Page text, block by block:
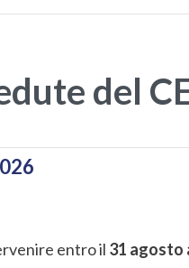
del
entro il 31 agosto